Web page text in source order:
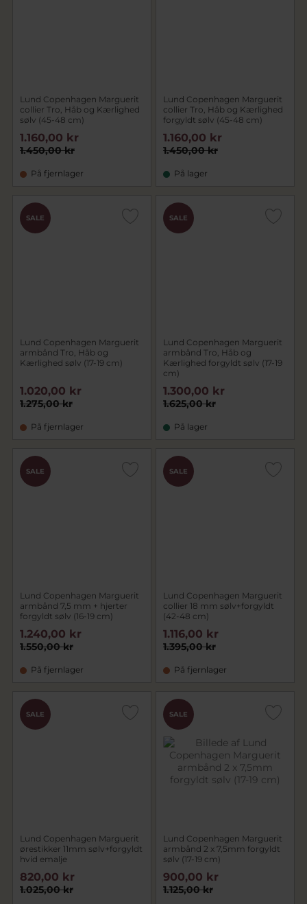
Lund Copenhagen Marguerit
collier Tro, Håb og Kærlighed
sølv (45-48 cm)
1.450,00 kr
1.160,00 kr
På fjernlager
Lund Copenhagen Marguerit
collier Tro, Håb og Kærlighed
forgyldt sølv (45-48 cm)
1.450,00 kr
1.160,00 kr
På lager
SALE
Lund Copenhagen Marguerit
armbånd Tro, Håb og
Kærlighed sølv (17-19 cm)
1.275,00 kr
1.020,00 kr
På fjernlager
SALE
Lund Copenhagen Marguerit
armbånd Tro, Håb og
Kærlighed forgyldt sølv (17-19
cm)
1.625,00 kr
1.300,00 kr
På lager
SALE
Lund Copenhagen Marguerit
armbånd 7,5 mm + hjerter
forgyldt sølv (16-19 cm)
1.550,00 kr
1.240,00 kr
På fjernlager
SALE
Lund Copenhagen Marguerit
collier 18 mm sølv+forgyldt
(42-48 cm)
1.395,00 kr
1.116,00 kr
På fjernlager
SALE
Lund Copenhagen Marguerit
ørestikker 11mm sølv+forgyldt
hvid emalje
1.025,00 kr
820,00 kr
SALE
Lund Copenhagen Marguerit
armbånd 2 x 7,5mm forgyldt
sølv (17-19 cm)
1.125,00 kr
900,00 kr